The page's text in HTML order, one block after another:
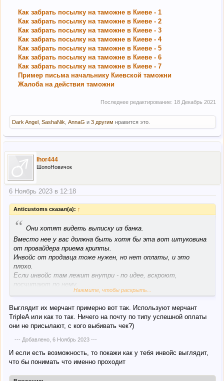
Как забрать посылку на таможне в Киеве - 1
Как забрать посылку на таможне в Киеве - 2
Как забрать посылку на таможне в Киеве - 3
Как забрать посылку на таможне в Киеве - 4
Как забрать посылку на таможне в Киеве - 5
Как забрать посылку на таможне в Киеве - 6
Как забрать посылку на таможне в Киеве - 7
Пример письма начальнику Киевской таможни
Жалоба на действия таможни
Последнее редактирование: 18 Декабрь 2021
Dark Angel SashaNik AnnaG и 3 другим нравится это.
Ihor444
ШопоНовичок
6 Ноябрь 2023 в 12:18
Anticustoms сказал(а): ↑
“ Они хотят видеть выписку из банка.
Вместо нее у вас должна быть хотя бы эта вот штуковина
от провайдера приема крипты.
Инвойс от продавца тоже нужен, но нет оплаты, и это
плохо.
Если инвойс там лежит внутри - по идее, вскроют,
посчитают по нему.
Но это по идее, а будут ли так делать или посчитают по
Нажмите, чтобы раскрыть...
Выглядит их мерчант примерно вот так. Используют мерчант
TripleA или как то так. Ничего на почту по типу успешной оплаты
они не присылают, с кого выбивать чек?)
--- Добавлено, 6 Ноябрь 2023---
И если есть возможность, то покажи как у тебя инвойс выглядит,
что бы понимать что именно проходит